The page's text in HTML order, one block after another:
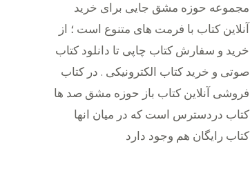
مجموعه حوزه مشق جایی برای خرید
‌آنلاین کتاب با فرمت های متنوع است ؛ از
خرید و سفارش کتاب چاپی تا دانلود کتاب
صوتی و خرید کتاب الکترونیکی . در کتاب
فروشی آنلاین کتاب باز حوزه مشق صد ها
کتاب دردسترس است که در میان انها
کتاب رایگان هم وجود دارد